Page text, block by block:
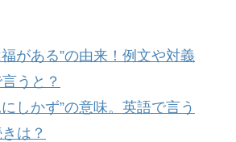
がある”の由来！例文や対義
うと？
しかず”の意味。英語で言う
は？